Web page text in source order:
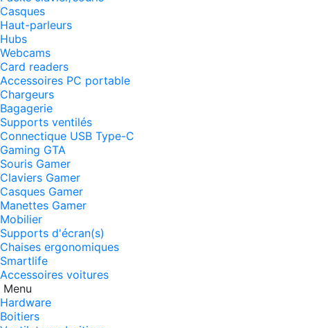
Casques
Haut-parleurs
Hubs
Webcams
Card readers
Accessoires PC portable
Chargeurs
Bagagerie
Supports ventilés
Connectique USB Type-C
Gaming GTA
Souris Gamer
Claviers Gamer
Casques Gamer
Manettes Gamer
Mobilier
Supports d'écran(s)
Chaises ergonomiques
Smartlife
Accessoires voitures
Menu
Hardware
Boitiers